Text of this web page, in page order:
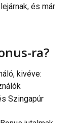
és már
ra?
kivéve:
Szingapúr